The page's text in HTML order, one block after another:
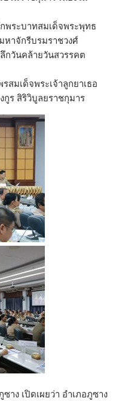
พระบาทสมเด็จพระพุทธ
าจักรีบรมราชวงศ์
กวันคล้ายวันสวรรคต
สมเด็จพระเจ้าลูกยาเธอ
ร สิริวิบูลยราชกุมาร
าง เปิดเผยว่า อำเภอภูซาง